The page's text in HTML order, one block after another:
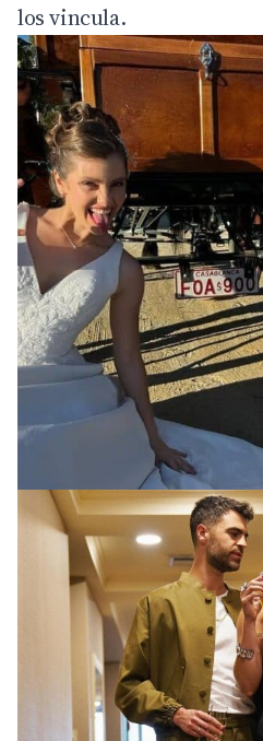
los vincula.